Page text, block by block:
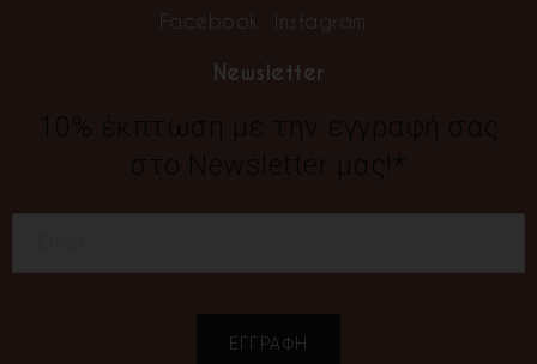
Facebook Instagram
Newsletter